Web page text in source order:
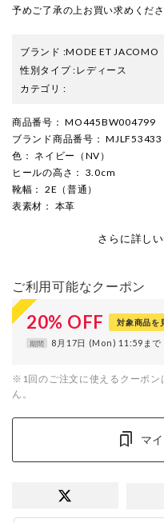
予めご了承の上お買い求めくださ
ブランド :MODE ET JACOMO
性別タイプ:レディース
カテゴリ :
商品番号 ： MO445BW004799
ブランド商品番号 ：
色 ： ネイビー（NV）
ヒールの高さ ： 3.0cm
靴幅 ： 2E（普通）
表素材 ： 本革
さらに詳し
ご利用可能なクーポン
20% OFF 対象商品を
期間 8月17日 (Mon) 11:59まで
※1回のご注文に使えるクーポン
ん。
マ